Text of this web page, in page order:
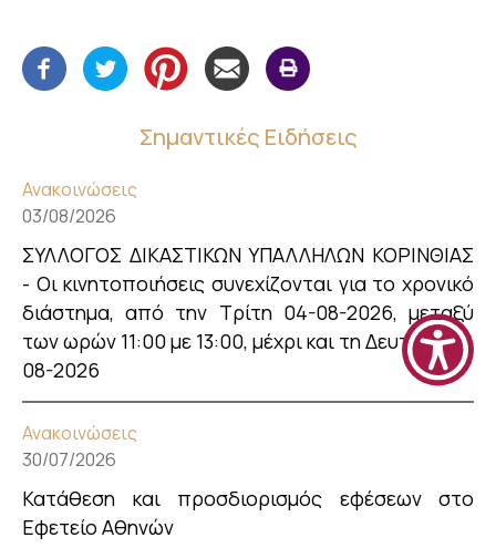
Σημαντικές Ειδήσεις
Ανακοινώσεις
03/08/2026
ΣΥΛΛΟΓΟΣ ΔΙΚΑΣΤΙΚΩΝ ΥΠΑΛΛΗΛΩΝ ΚΟΡΙΝΘΙΑΣ
- Οι κινητοποιήσεις συνεχίζονται για το χρονικό
διάστημα, από την Τρίτη 04-08-2026, μεταξύ
των ωρών 11:00 με 13:00, μέχρι και τη Δευτέρα 31-
08-2026
Ανακοινώσεις
30/07/2026
Κατάθεση και προσδιορισμός εφέσεων στο
Εφετείο Αθηνών